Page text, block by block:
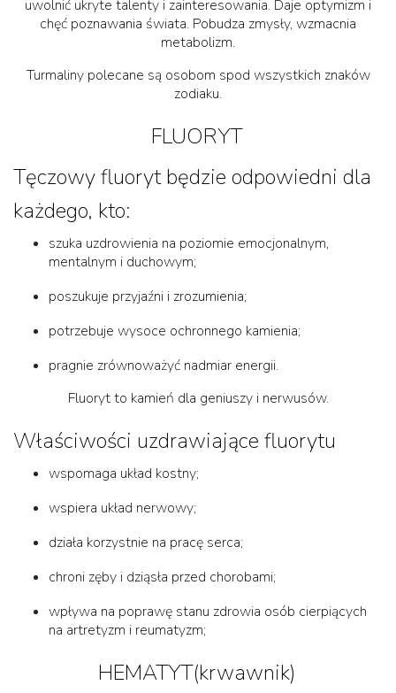
uwolnić ukryte talenty i zainteresowania. Daje optymizm i
chęć poznawania świata. Pobudza zmysły, wzmacnia
metabolizm.
Turmaliny polecane są osobom spod wszystkich znaków
zodiaku.
FLUORYT
Tęczowy fluoryt będzie odpowiedni dla
każdego, kto:
szuka uzdrowienia na poziomie emocjonalnym,
mentalnym i duchowym;
poszukuje przyjaźni i zrozumienia;
potrzebuje wysoce ochronnego kamienia;
pragnie zrównoważyć nadmiar energii.
Fluoryt to kamień dla geniuszy i nerwusów.
Właściwości uzdrawiające fluorytu
wspomaga układ kostny;
wspiera układ nerwowy;
działa korzystnie na pracę serca;
chroni zęby i dziąsła przed chorobami;
wpływa na poprawę stanu zdrowia osób cierpiących
na artretyzm i reumatyzm;
HEMATYT(krwawnik)